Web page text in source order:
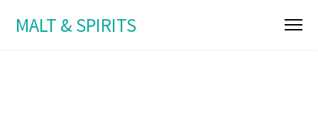
MALT & SPIRITS